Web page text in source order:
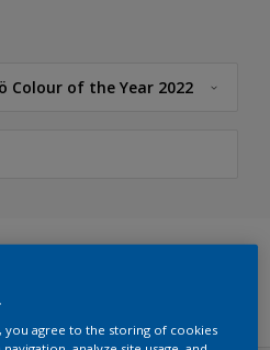
Colour of the Year 2022
– The rhythm of blues
you agree to the storing of cookies